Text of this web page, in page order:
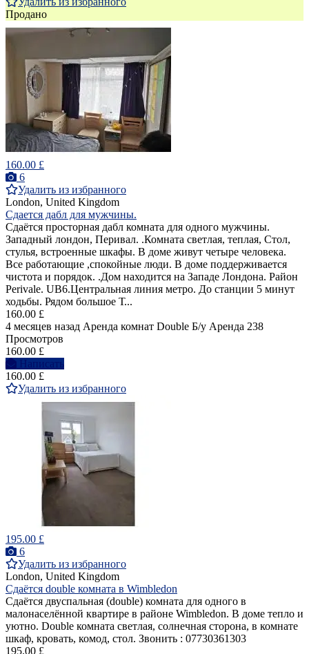
Продано
160.00 £
6
Удалить из избранного
London, United Kingdom
Сдается дабл для мужчины.
Cдаётся просторная дабл комната для одного мужчины.
Западный лондон, Перивал. .Комната светлая, теплая, Стол,
стулья, встроенные шкафы. В доме живут четыре человека.
Все работающие ,спокойные люди. В доме поддерживается
чистота и порядок. .Дом находится на Западе Лондона. Район
Perivale. UB6.Центральная линия метро. До станции 5 минут
ходьбы. Рядом большое Т...
160.00 £
4 месяцев назад Аренда комнат Double Б/у Аренда 238
Просмотров
160.00 £
Написать
160.00 £
Удалить из избранного
195.00 £
6
Удалить из избранного
London, United Kingdom
Сдаётся double комната в Wimbledon
Сдаётся двуспальная (double) комнатa для одного в
малонаселённой квартире в районе Wimbledon. В доме тепло и
уютно. Double комната светлая, солнечная сторона, в комнате
шкаф, кровать, комод, стол. Звонить : 07730361303
195.00 £